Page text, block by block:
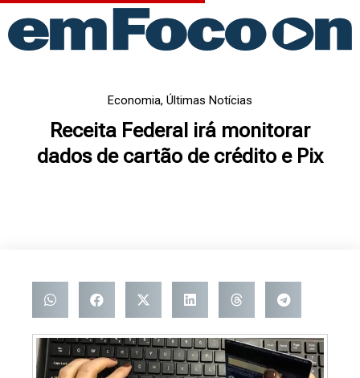
para
Economia, Últimas Notícias
Receita Federal irá monitorar
dados de cartão de crédito e Pix